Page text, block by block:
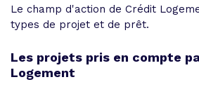
Le champ d'action de Crédit
types de projet et de prêt.
Les projets pris en compte
Logement